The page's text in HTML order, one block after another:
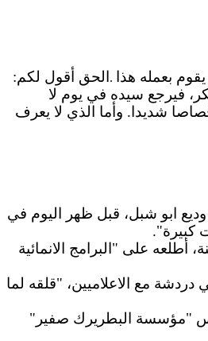
بعمله هذا . الحق أقول لكم:
فيرجع سيده في يوم لا
شديدا. وأما الذي لا يعرف
وديع ابو شبل، قبل ظهر اليوم في
كبيرة".
على "البرامج الانمائية
دردشة مع الاعلاميين، "قلقه لما
"مؤسسة البطريرك صفير"